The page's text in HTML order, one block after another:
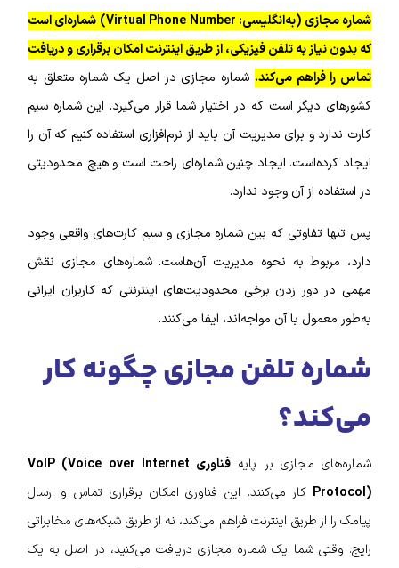
شماره مجازی (به‌انگلیسی: Virtual Phone Number) شماره‌ای است
که بدون نیاز به تلفن فیزیکی، از طریق اینترنت امکان برقراری و دریافت
تماس را فراهم می‌کند. شماره مجازی در اصل یک شماره متعلق به
کشور‌های دیگر است که در اختیار شما قرار می‌گیرد. این شماره سیم
کارت ندارد و برای مدیریت آن باید از نرم‌‌افزاری استفاده کنیم که آن را
ایجاد کرده‌است. ایجاد چنین شماره‌‌ای راحت است و هیچ محدودیتی
در استفاده از آن وجود ندارد.
پس تنها تفاوتی که بین شماره مجازی و سیم کارت‌‌های واقعی وجود
دارد، مربوط به نحوه مدیریت آن‌هاست. شماره‌های مجازی نقش
مهمی در دور زدن برخی محدودیت‌های اینترنتی که کاربران ایرانی
به‌طور معمول با آن مواجه‌اند، ایفا می‌کنند.
شماره تلفن مجازی چگونه کار
می‌کند؟
شماره‌های مجازی بر پایه
فناوری VoIP (Voice over Internet
Protocol) کار می‌کنند. این فناوری امکان برقراری تماس و ارسال
پیامک را از طریق اینترنت فراهم می‌کند، نه از طریق شبکه‌های مخابراتی
رایج. وقتی شما یک شماره مجازی دریافت می‌کنید، در اصل به یک